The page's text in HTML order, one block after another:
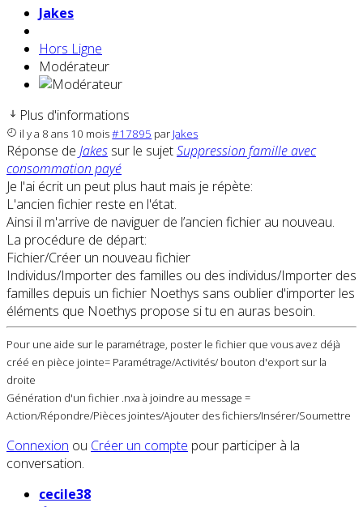
Jakes
Hors Ligne
Modérateur
Plus d'informations
il y a 8 ans 10 mois#17895 par Jakes
Réponse de Jakes sur le sujetSuppression famille avec
consommation payé
Je l'ai écrit un peut plus haut mais je répète:
L'ancien fichier reste en l'état.
Ainsi il m'arrive de naviguer de l’ancien fichier au nouveau.
La procédure de départ:
Fichier/Créer un nouveau fichier
Individus/Importer des familles ou des individus/Importer des
familles depuis un fichier Noethys sans oublier d'importer les
éléments que Noethys propose si tu en auras besoin.
Pour une aide sur le paramétrage, poster le fichier que vous avez déjà
créé en pièce jointe= Paramétrage/Activités/ bouton d'export sur la
droite
Génération d'un fichier .nxa à joindre au message =
Action/Répondre/Pièces jointes/Ajouter des fichiers/Insérer/Soumettre
Connexion ou Créer un compte pour participer à la
conversation.
cecile38